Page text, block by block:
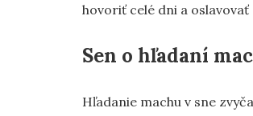
hovoriť celé dni a oslavovať
Sen o hľadaní
Hľadanie machu v sne